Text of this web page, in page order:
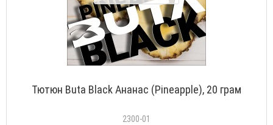
Тютюн Buta Black Ананас (Pineapple), 20 грам
2300-01